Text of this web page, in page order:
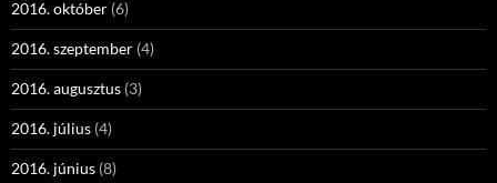
2016. október (6)
2016. szeptember (4)
2016. augusztus (3)
2016. július (4)
2016. június (8)